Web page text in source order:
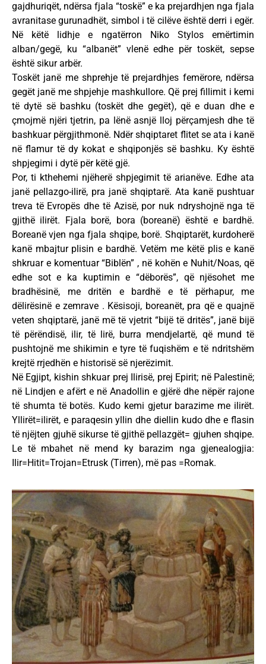
gajdhuriqët, ndërsa fjala “toskë” e ka prejardhjen nga fjala
avranitase gurunadhët, simbol i të cilëve është derri i egër.
Në këtë lidhje e ngatërron Niko Stylos emërtimin
alban/gegë, ku “albanët” vlenë edhe për toskët, sepse
është sikur arbër.
Toskët janë me shprehje të prejardhjes femërore, ndërsa
gegët janë me shpjehje mashkullore. Që prej fillimit i kemi
të dytë së bashku (toskët dhe gegët), që e duan dhe e
çmojmë njëri tjetrin, pa lënë asnjë lloj përçamjesh dhe të
bashkuar përgjithmonë. Ndër shqiptaret flitet se ata i kanë
në flamur të dy kokat e shqiponjës së bashku. Ky është
shpjegimi i dytë për këtë gjë.
Por, ti kthehemi njëherë shpjegimit të arianëve. Edhe ata
janë pellazgo-ilirë, pra janë shqiptarë. Ata kanë pushtuar
treva të Evropës dhe të Azisë, por nuk ndryshojnë nga të
gjithë ilirët. Fjala borë, bora (boreanë) është e bardhë.
Boreanë vjen nga fjala shqipe, borë. Shqiptarët, kurdoherë
kanë mbajtur plisin e bardhë. Vetëm me këtë plis e kanë
shkruar e komentuar “Biblën” , në kohën e Nuhit/Noas, që
edhe sot e ka kuptimin e “dëborës”, që njësohet me
bradhësinë, me dritën e bardhë e të përhapur, me
dëlirësinë e zemrave . Kësisoji, boreanët, pra që e quajnë
veten shqiptarë, janë më të vjetrit “bijë të dritës”, janë bijë
të përëndisë, ilir, të lirë, burra mendjelartë, që mund të
pushtojnë me shikimin e tyre të fuqishëm e të ndritshëm
krejtë rrjedhën e historisë së njerëzimit.
Në Egjipt, kishin shkuar prej Ilirisë, prej Epirit; në Palestinë;
në Lindjen e afërt e në Anadollin e gjërë dhe nëpër rajone
të shumta të botës. Kudo kemi gjetur barazime me ilirët.
Yllirët=ilirët, e paraqesin yllin dhe diellin kudo dhe e flasin
të njëjten gjuhë sikurse të gjithë pellazgët= gjuhen shqipe.
Le të mbahet në mend ky barazim nga gjenealogjia:
Ilir=Hitit=Trojan=Etrusk (Tirren), më pas =Romak.